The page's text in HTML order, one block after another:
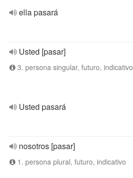
ella pasará
Usted [pasar]
3. persona singular, futuro, indicativo
Usted pasará
nosotros [pasar]
1. persona plural, futuro, indicativo